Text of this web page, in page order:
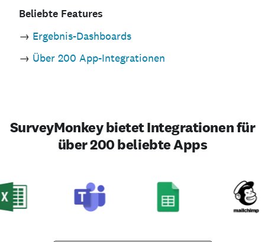
Beliebte Features
→ Ergebnis-Dashboards
→ Über 200 App-Integrationen
SurveyMonkey bietet Integrationen für
über 200 beliebte Apps